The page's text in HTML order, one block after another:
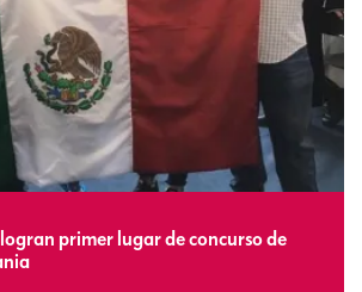
primer lugar de concurso de